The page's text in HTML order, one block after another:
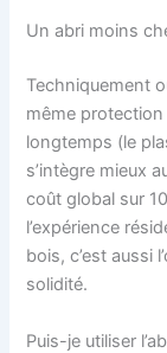
Un abri moins
Techniquement
même
longtemps (le
s’intègre mieux
coût global sur
l’expérience
bois, c’est aussi
solidité.
Puis-je utiliser